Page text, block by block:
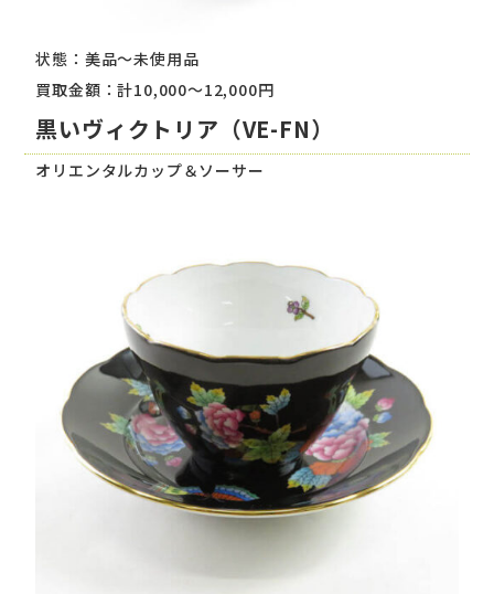
状態：美品～未使用品
買取金額：計10,000～12,000円
黒いヴィクトリア（VE-FN）
オリエンタルカップ＆ソーサー